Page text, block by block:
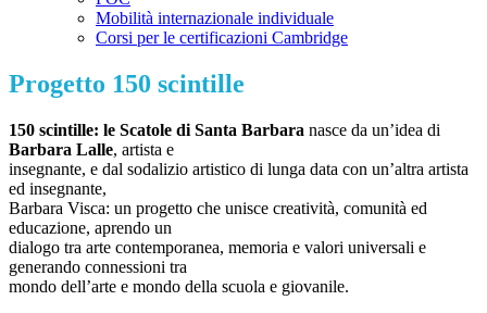
Mobilità internazionale individuale
Corsi per le certificazioni Cambridge
Progetto 150 scintille
150 scintille: le Scatole di Santa Barbara nasce da un’idea di
Barbara Lalle, artista e
insegnante, e dal sodalizio artistico di lunga data con un’altra artista
ed insegnante,
Barbara Visca: un progetto che unisce creatività, comunità ed
educazione, aprendo un
dialogo tra arte contemporanea, memoria e valori universali e
generando connessioni tra
mondo dell’arte e mondo della scuola e giovanile.